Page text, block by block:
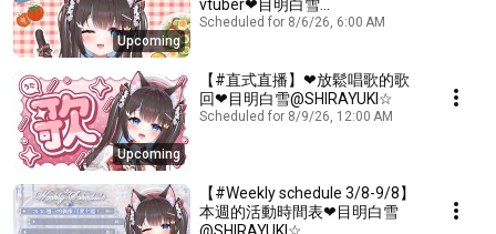
Upcoming
vtuber❤目明白雪
@SHIRAYUKI☆
Scheduled for 8/6/26, 6:00 AM
Upcoming
【#直式直播】❤放鬆唱歌的歌
回❤目明白雪@SHIRAYUKI☆
Scheduled for 8/9/26, 12:00 AM
【#Weekly schedule 3/8-9/8】
本週的活動時間表❤目明白雪